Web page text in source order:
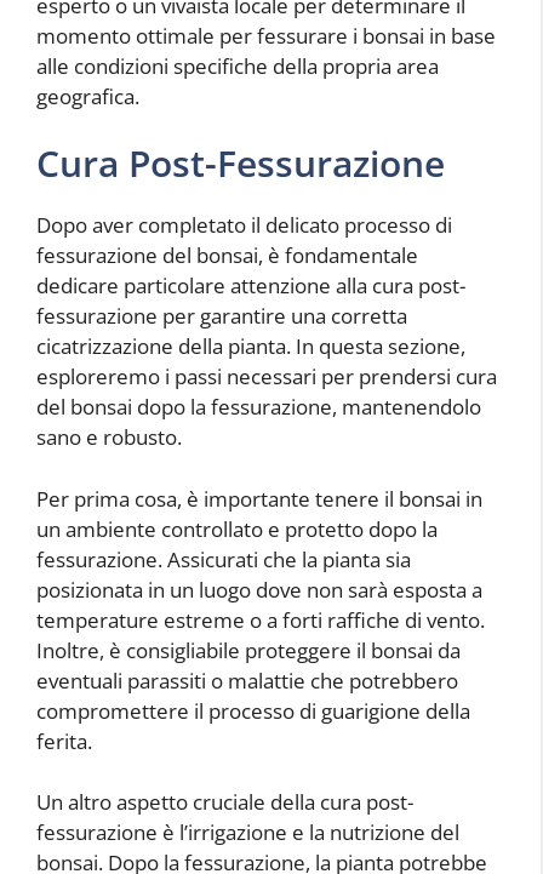
momento ottimale per fessurare i bonsai in base
alle condizioni specifiche della propria area
geografica.
Cura Post-Fessurazione
Dopo aver completato il delicato processo di
fessurazione del bonsai, è fondamentale
dedicare particolare attenzione alla cura post-
fessurazione per garantire una corretta
cicatrizzazione della pianta. In questa sezione,
esploreremo i passi necessari per prendersi cura
del bonsai dopo la fessurazione, mantenendolo
sano e robusto.
Per prima cosa, è importante tenere il bonsai in
un ambiente controllato e protetto dopo la
fessurazione. Assicurati che la pianta sia
posizionata in un luogo dove non sarà esposta a
temperature estreme o a forti raffiche di vento.
Inoltre, è consigliabile proteggere il bonsai da
eventuali parassiti o malattie che potrebbero
compromettere il processo di guarigione della
ferita.
Un altro aspetto cruciale della cura post-
fessurazione è l’irrigazione e la nutrizione del
bonsai. Dopo la fessurazione, la pianta potrebbe